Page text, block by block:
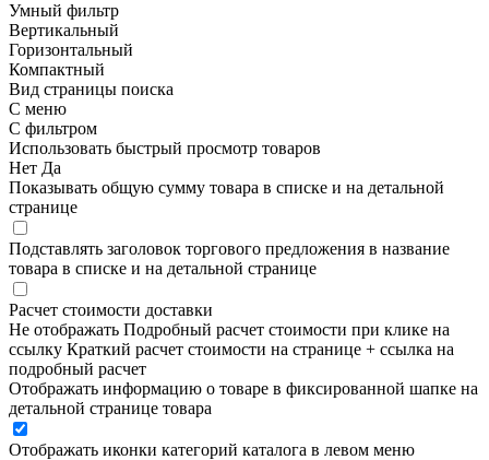
Умный фильтр
Вертикальный
Горизонтальный
Компактный
Вид страницы поиска
С меню
С фильтром
Использовать быстрый просмотр товаров
Нет Да
Показывать общую сумму товара в списке и на детальной
странице
Подставлять заголовок торгового предложения в название
товара в списке и на детальной странице
Расчет стоимости доставки
Не отображать Подробный расчет стоимости при клике на
ссылку Краткий расчет стоимости на странице + ссылка на
подробный расчет
Отображать информацию о товаре в фиксированной шапке на
детальной странице товара
Отображать иконки категорий каталога в левом меню